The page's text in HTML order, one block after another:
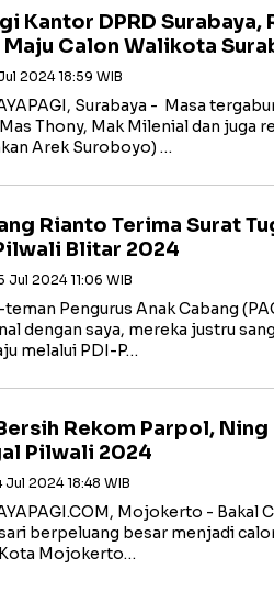
Kantor DPRD Surabaya,
Maju Calon Walikota
2024 18:59 WIB
Surabaya - Masa
Thony, Mak Milenial dan juga
Arek Suroboyo) …
Rianto Terima Surat
Blitar 2024
Jul 2024 11:06 WIB
Pengurus Anak Cabang
dengan saya, mereka justru
melalui PDI-P…
Rekom Parpol,
Pilwali 2024
Jul 2024 18:48 WIB
Mojokerto - Bakal
berpeluang besar menjadi
Mojokerto…